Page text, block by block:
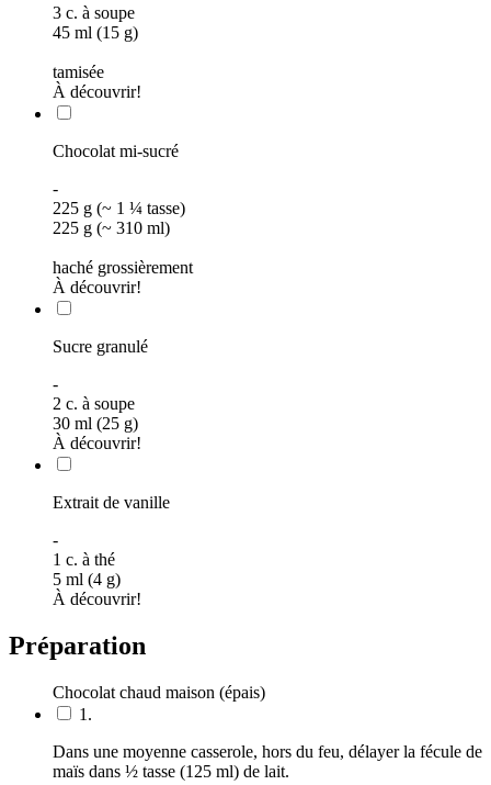
3 c. à soupe
45 ml (15 g)
tamisée
À découvrir!
Chocolat mi-sucré
-
225 g (~ 1 ¼ tasse)
225 g (~ 310 ml)
haché grossièrement
À découvrir!
Sucre granulé
-
2 c. à soupe
30 ml (25 g)
À découvrir!
Extrait de vanille
-
1 c. à thé
5 ml (4 g)
À découvrir!
Préparation
Chocolat chaud maison (épais)
1.
Dans une moyenne casserole, hors du feu, délayer la fécule de
maïs dans ½ tasse (125 ml) de lait.